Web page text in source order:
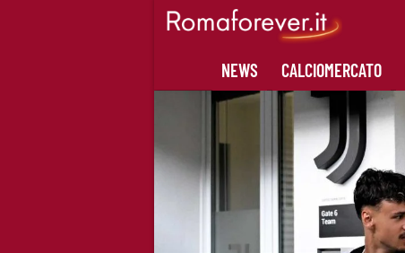
NEWS CALCIOMERCATO